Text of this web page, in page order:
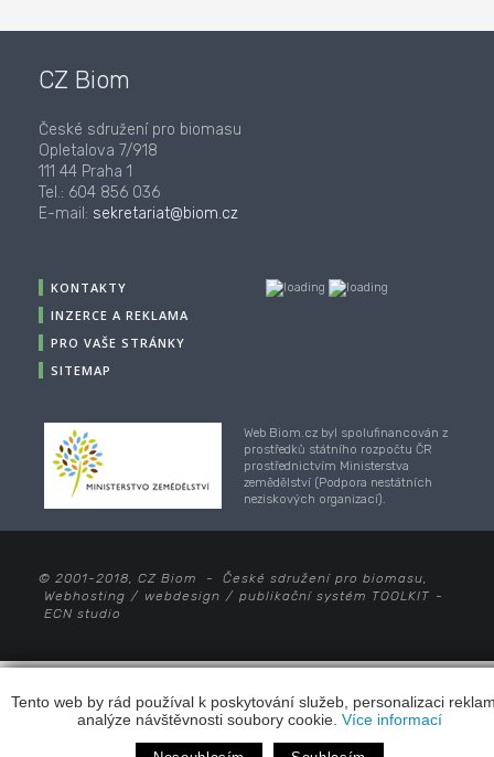
Tento web by rád používal k poskytování služeb, personalizaci
analýze návštěvnosti soubory cookie. Více informací
CZ Biom
České sdružení pro biomasu
Opletalova 7/918
111 44 Praha 1
Tel.: 604 856 036
E-mail: sekretariat@biom.cz
KONTAKTY
INZERCE A REKLAMA
PRO VAŠE STRÁNKY
SITEMAP
Web Biom.cz byl spolufinancován z
prostředků státního rozpočtu ČR
prostřednictvím Ministerstva
zemědělství (Podpora nestátních
neziskových organizací).
© 2001-2018, CZ Biom - České sdružení pro biomasu,
Webhosting / webdesign / publikační systém TOOLKIT -
ECN studio